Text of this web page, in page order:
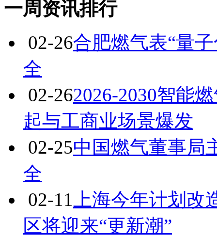
一周资讯排行
02-26合肥燃气表“量
全
02-262026-2030智能
起与工商业场景爆发
02-25中国燃气董事局
全
02-11 上海今年计划
区将迎来“更新潮”